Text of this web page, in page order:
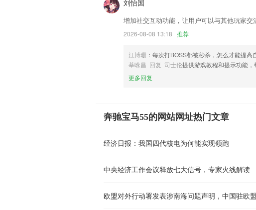
刘怡国
增加社交互动功能，让用户可以与其他玩家交
2026-08-08 13:18 推荐
江博珊 ：每次打BOSS都被秒杀，怎么才能提高
莘咏昌 回复 司士伦提供游戏教程和提示功能，
更多回复
奔驰宝马55的网站网址热门文章
经济日报：我国四代核电为何能实现领跑
中央经济工作会议释放七大信号，专家火线解读
欧盟对外行动署发表涉南海问题声明，中国驻欧